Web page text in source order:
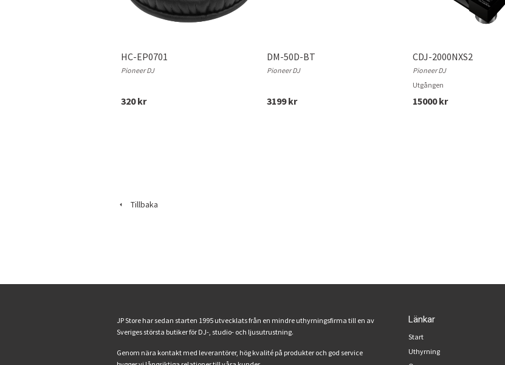
HC-EP0701
Pioneer DJ
320 kr
DM-50D-BT
Pioneer DJ
3199 kr
CDJ-2000NXS2
Pioneer DJ
Utgången
15000 kr
Tillbaka
JP Store har sedan starten 1995 utvecklats från en mindre uthyrningsfirma till en av
Sveriges största butiker för DJ-, studio- och ljusutrustning.
Genom nära kontakt med leverantörer, hög kvalité på produkter och god service
Länkar
Start
Uthyrning